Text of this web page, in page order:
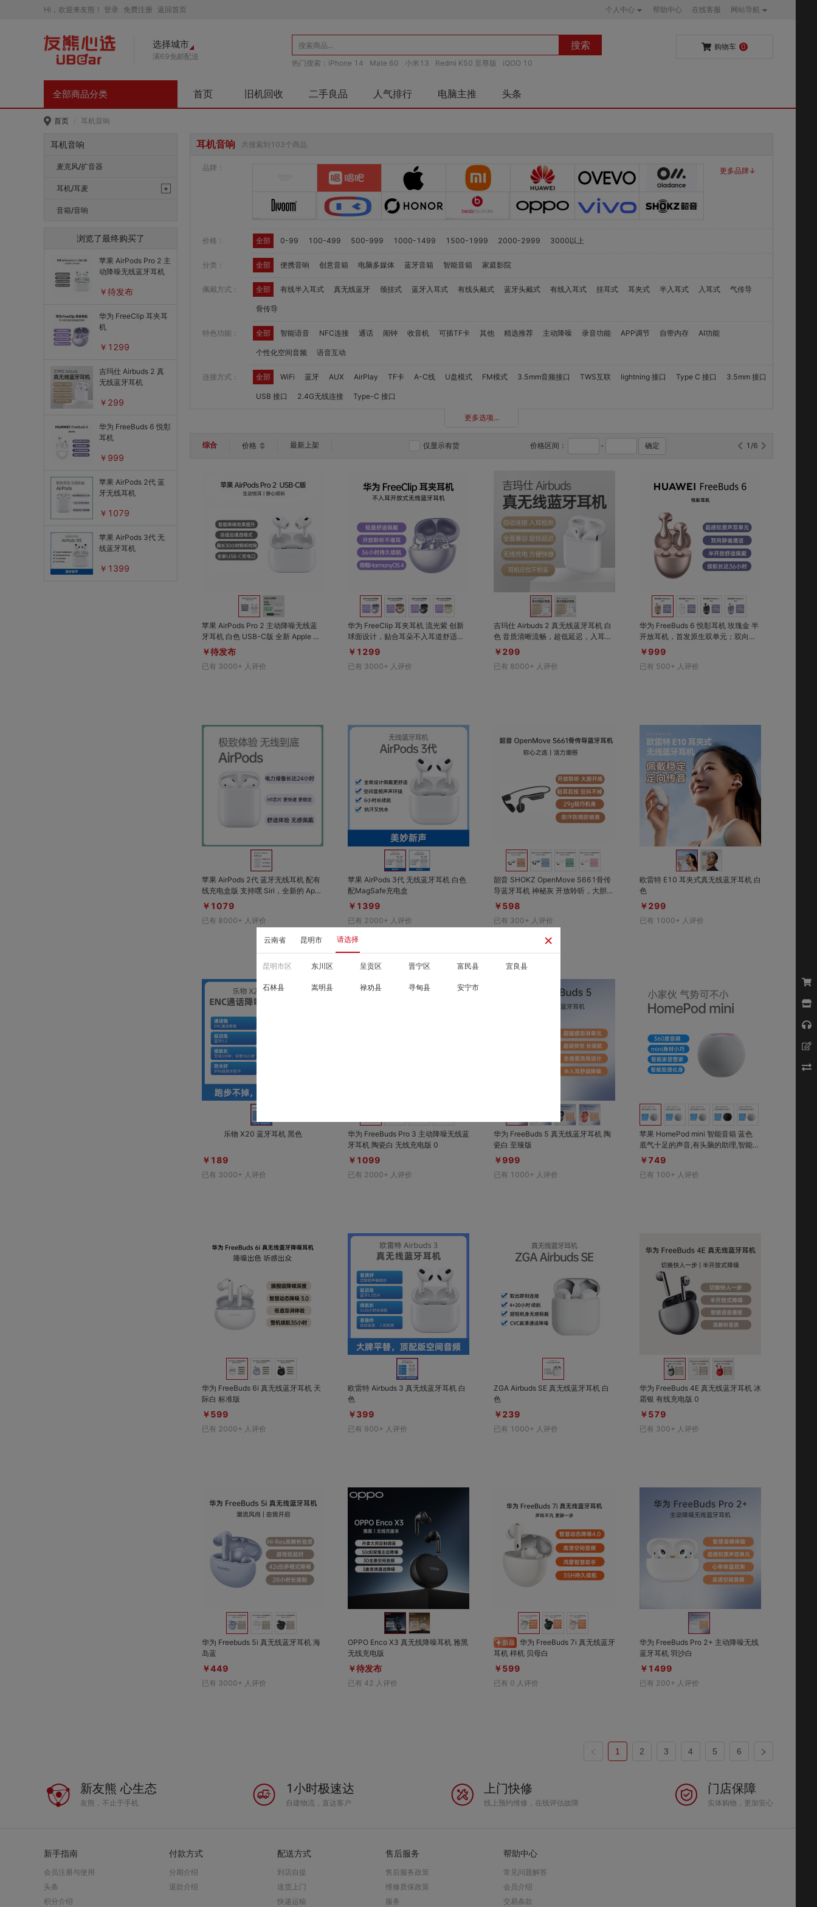
Hi，欢迎来友熊！ 登录 免费注册 返回首页 个人中心 帮助中心 在线客服 网站导航
选择城市
×
云南省 昆明市 请选择
昆明市区 东川区 呈贡区 晋宁区 富民县 宜良县
石林县 嵩明县 禄劝县 寻甸县 安宁市
满69免邮配送
搜索
热门搜索： iPhone 14 Mate 60 小米13 Redmi K50 至尊版 iQOO 10
购物车 0
全部商品分类 首页 旧机回收 二手良品 人气排行 电脑主推 头条
首页 / 耳机音响
耳机音响
麦克风/扩音器
耳机/耳麦 +
真无线蓝牙耳机
音箱/音响
浏览了最终购买了
苹果 AirPods Pro 2 主
动降噪无线蓝牙耳机
￥待发布
华为 FreeClip 耳夹耳
机
￥1299
吉玛仕 Airbuds 2 真
无线蓝牙耳机
￥299
华为 FreeBuds 6 悦彰
耳机
￥999
苹果 AirPods 2代 蓝
牙无线耳机
￥1079
苹果 AirPods 3代 无
线蓝牙耳机
￥1399
耳机音响 共搜索到103个商品
品牌： 更多品牌↓
价格： 全部 0-99 100-499 500-999 1000-1499 1500-1999 2000-2999 3000以上
分类： 全部 便携音响 创意音箱 电脑多媒体 蓝牙音箱 智能音箱 家庭影院
佩戴方式： 全部 有线半入耳式 真无线蓝牙 颈挂式 蓝牙入耳式 有线头戴式 蓝牙头戴式 有线入耳式 挂耳式 耳夹式 半入耳式 入耳式 气传导
骨传导
特色功能： 全部 智能语音 NFC连接 通话 闹钟 收音机 可插TF卡 其他 精选推荐 主动降噪 录音功能 APP调节 自带内存 AI功能
个性化空间音频 语音互动
连接方式： 全部 WiFi 蓝牙 AUX AirPlay TF卡 A-C线 U盘模式 FM模式 3.5mm音频接口 TWS互联 lightning 接口 Type C 接口 3.5mm 接口
USB 接口 2.4G无线连接 Type-C 接口
更多选项...
综合 价格 最新上架 仅显示有货 价格区间： - 确定 1/6
苹果 AirPods Pro 2 主动降噪无线蓝
牙耳机 白色 USB-C版 全新 Apple H2
芯片，主动降噪效果提升，通透模式
可让你听到周围的动静，全新自适应
音频功能可根据所处环境，智能调整
￥待发布
已有 3000+ 人评价
华为 FreeClip 耳夹耳机 流光紫 创新
球面设计，贴合耳朵不入耳道舒适透
气。支持具有动态头部跟踪功能的空
小时
￥1299
已有 3000+ 人评价
吉玛仕 Airbuds 2 真无线蓝牙耳机 白
色 音质清晰流畅，超低延迟，入耳检
测，无线充电
￥299
已有 8000+ 人评价
华为 FreeBuds 6 悦彰耳机 玫瑰金 半
开放耳机，首发原生双单元；双向静
谧通话，消除背景音；水滴时尚外
￥999
已有 500+ 人评价
苹果 AirPods 2代 蓝牙无线耳机 配有
线充电盒版 支持嘿 Siri，全新的 Appl
e H1 耳机芯片
￥1079
已有 8000+ 人评价
苹果 AirPods 3代 无线蓝牙耳机 白色
配MagSafe充电盒
￥1399
已有 2000+ 人评价
韶音 SHOKZ OpenMove S661骨传
导蓝牙耳机 神秘灰 开放聆听，大胆开
练，实时感知外界环境声音，守护户
￥598
已有 300+ 人评价
欧雷特 E10 耳夹式真无线蓝牙耳机 白
色
￥299
已有 1000+ 人评价
乐物 X20 蓝牙耳机 黑色
￥189
已有 3000+ 人评价
华为 FreeBuds Pro 3 主动降噪无线蓝
牙耳机 陶瓷白 无线充电版 0
￥1099
已有 2000+ 人评价
华为 FreeBuds 5 真无线蓝牙耳机 陶
瓷白 至臻版
￥999
已有 1000+ 人评价
苹果 HomePod mini 智能音箱 蓝色
底气十足的声音,有头脑的助理,智能家
居的管家,隐私安全的保镖
￥749
已有 100+ 人评价
华为 FreeBuds 6i 真无线蓝牙耳机 天
际白 标准版
￥599
已有 2000+ 人评价
欧雷特 Airbuds 3 真无线蓝牙耳机 白
色
￥399
已有 900+ 人评价
ZGA Airbuds SE 真无线蓝牙耳机 白
色
￥239
已有 1000+ 人评价
华为 FreeBuds 4E 真无线蓝牙耳机 冰
霜银 有线充电版 0
￥579
已有 300+ 人评价
华为 Freebuds 5i 真无线蓝牙耳机 海
岛蓝
￥449
已有 3000+ 人评价
OPPO Enco X3 真无线降噪耳机 雅黑
无线充电版
￥待发布
已有 42 人评价
耳机 样机 贝母白
￥599
已有 0 人评价
华为 FreeBuds Pro 2+ 主动降噪无线
蓝牙耳机 羽沙白
￥1499
已有 200+ 人评价
1 2 3 4 5 6
新友熊 心生态
友熊，不止于手机
1小时极速达
自建物流，直达客户
上门快修
线上预约维修，在线评估故障
门店保障
实体购物，更加安心
新手指南
会员注册与使用
头条
积分介绍
付款方式
分期介绍
退款介绍
配送方式
到店自提
送货上门
快递运输
售后服务
售后服务政策
维修质保政策
服务
帮助中心
常见问题解答
会员介绍
交易条款